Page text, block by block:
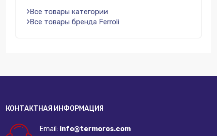
Все товары категории
Все товары бренда Ferroli
КОНТАКТНАЯ ИНФОРМАЦИЯ
Email: info@termoros.com